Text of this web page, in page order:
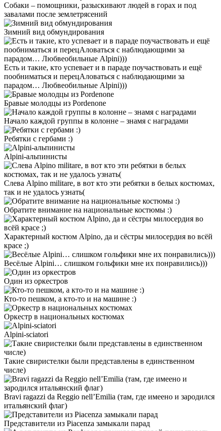
Собаки – помощники, разыскивают людей в горах и под
завалами после землетрясений
Зимний вид обмундирования
Есть и такие, кто успевает и в параде поучаствовать и ещё
пообниматься и перецАловаться с наблюдающими за
парадом… Любвеобильные Alpini)))
Бравые молодцы из Pordenone
Начало каждой группы в колонне – знамя с наградами
Ребятки с гербами :)
Alpini-альпинисты
Слева Alpino militare, в вот кто эти ребятки в белых костюмах,
так и не удалось узнать(
Обратите внимание на национальные костюмы :)
Характерный костюм Alpino, да и сёстры милосердия во всёй
красе ;)
Весёлые Alpini… слишком гольфики мне их понравились)))
Один из оркестров
Кто-то пешком, а кто-то и на машине :)
Оркестр в национальных костюмах
Alpini-sciatori
Такие свиристелки были представлены в единственном
числе)
Bravi ragazzi da Reggio nell’Emilia (там, где имеено и зародился
итальянский флаг)
Представители из Piacenza замыкали парад